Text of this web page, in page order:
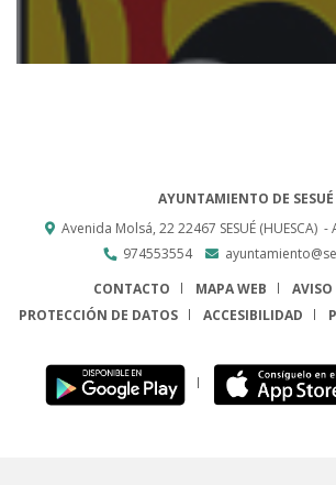
AYUNTAMIENTO DE SESUÉ
Avenida Molsá, 2222467 SESUÉ (HUESCA) -
974553554
CONTACTO
MAPA WEB
AVISO
PROTECCIÓN DE DATOS
ACCESIBILIDAD